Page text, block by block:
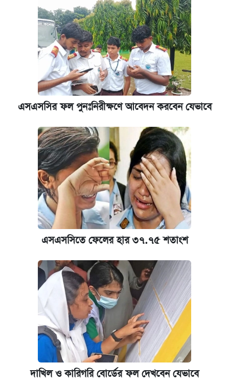
এসএসসির ফল পুনঃনিরীক্ষণে আবেদন করবেন যেভাবে
এসএসসিতে ফেলের হার ৩৭.৭৫ শতাংশ
দাখিল ও কারিগরি বোর্ডের ফল দেখবেন যেভাবে